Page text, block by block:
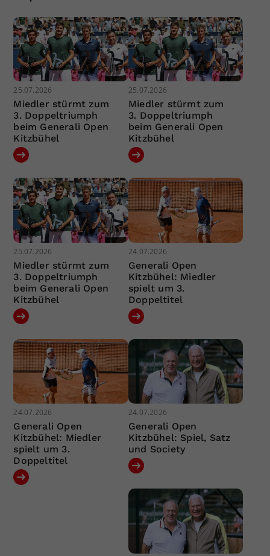
25.07.2026
Miedler stürmt zum
3. Doppeltriumph
beim Generali Open
Kitzbühel
25.07.2026
Miedler stürmt zum
3. Doppeltriumph
beim Generali Open
Kitzbühel
25.07.2026
Miedler stürmt zum
3. Doppeltriumph
beim Generali Open
Kitzbühel
24.07.2026
Generali Open
Kitzbühel: Miedler
spielt um 3.
Doppeltitel
24.07.2026
Generali Open
Kitzbühel: Miedler
spielt um 3.
Doppeltitel
24.07.2026
Generali Open
Kitzbühel: Spiel, Satz
und Society